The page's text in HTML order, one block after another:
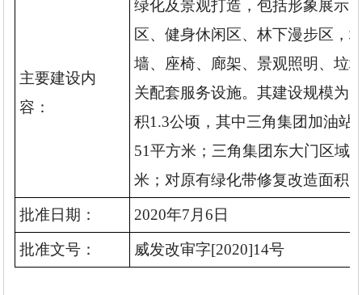
主要建设内
容：
绿化及景观打造，包括形象展示
区、健身休闲区、林下漫步区，
墙、座椅、廊架、景观照明、垃
关配套服务设施。其建设规模为
积1.3公顷，其中三角集团加油站
51平方米；三角集团东大门区域
米；对原有绿化带修复改造面积
批准日期： 2020年7 月6 日
批准文号： 威发改审字[2020]14号